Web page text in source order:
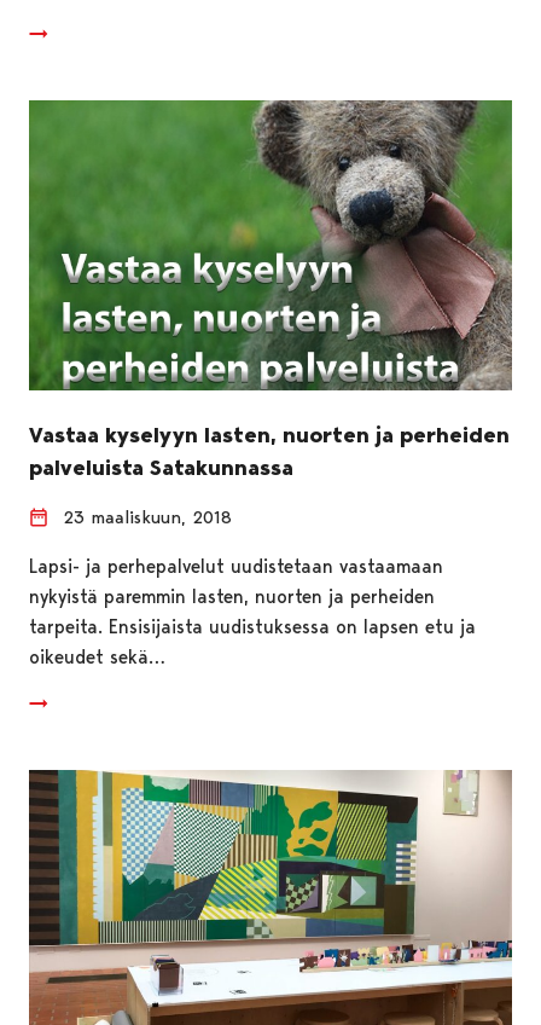
Vastaa kyselyyn lasten, nuorten ja perheiden
palveluista Satakunnassa
23 maaliskuun, 2018
Lapsi- ja perhepalvelut uudistetaan vastaamaan
nykyistä paremmin lasten, nuorten ja perheiden
tarpeita. Ensisijaista uudistuksessa on lapsen etu ja
oikeudet sekä…